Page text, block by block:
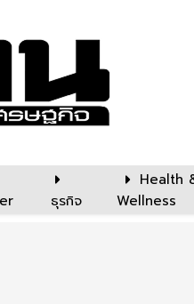
ธุรกิจ
Health
Wellness